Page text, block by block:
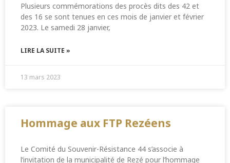
Plusieurs commémorations des procès dits des 42 et
des 16 se sont tenues en ces mois de janvier et février
2023. Le samedi 28 janvier,
LIRE LA SUITE »
13 mars 2023
Hommage aux FTP Rezéens
Le Comité du Souvenir-Résistance 44 s’associe à
l’invitation de la municipalité de Rezé pour l’hommage